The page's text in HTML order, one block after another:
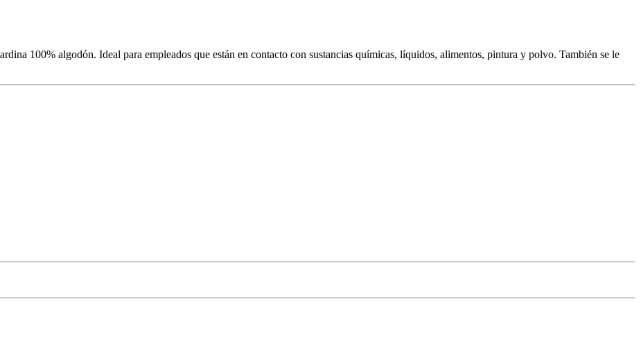
100% algodón. Ideal para empleados que están en contacto con sustancias químicas, líquidos, alimentos, pintura y polvo. También se le